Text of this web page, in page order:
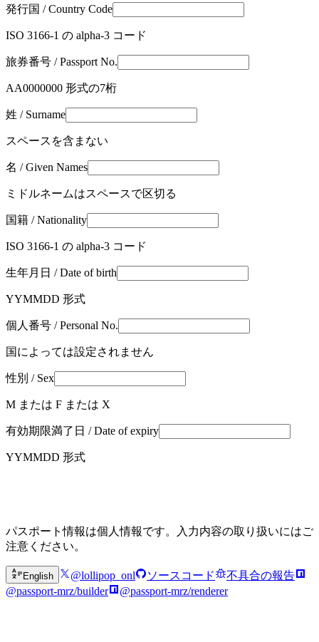
発行国 / Country Code
ISO 3166-1 の alpha-3 コード
旅券番号 / Passport No.
AA0000000 形式の7桁
姓 / Surname
スペースを含まない
名 / Given Names
ミドルネームはスペースで区切る
国籍 / Nationality
ISO 3166-1 の alpha-3 コード
生年月日 / Date of birth
YYMMDD 形式
個人番号 / Personal No.
国によっては設定されません
性別 / Sex
M または F または X
有効期限満了日 / Date of expiry
YYMMDD 形式
パスポート情報は個人情報です。入力内容の取り扱いにはご
注意ください。
English @lollipop_onl ソースコード
不具合の報告
@passport-mrz/builder
@passport-mrz/renderer